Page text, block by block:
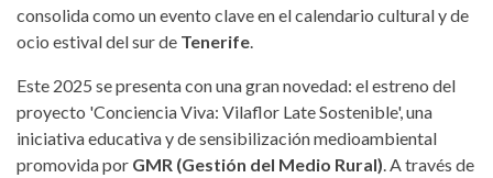
consolida como un evento clave en el calendario cultural y de
ocio estival del sur de Tenerife.
Este 2025 se presenta con una gran novedad: el estreno del
proyecto 'Conciencia Viva: Vilaflor Late Sostenible', una
iniciativa educativa y de sensibilización medioambiental
promovida por GMR (Gestión del Medio Rural). A través de